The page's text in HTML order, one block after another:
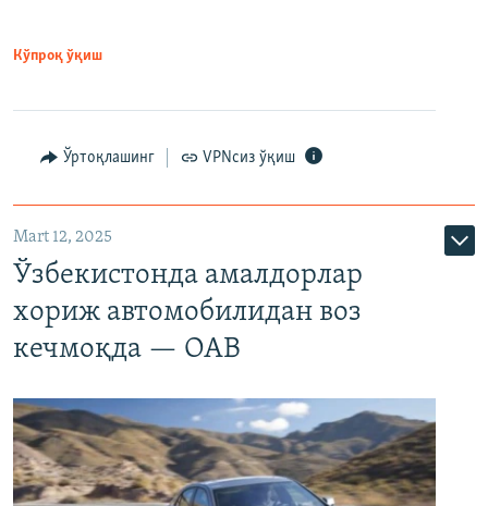
Кўпроқ ўқиш
Ўртоқлашинг VPNсиз ўқиш
Mart 12, 2025
Ўзбекистонда амалдорлар
хориж автомобилидан воз
кечмоқда — ОАВ